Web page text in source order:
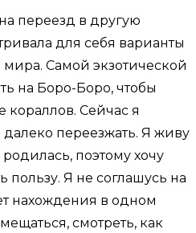
переезд в другую
для себя варианты
Самой экзотической
на Боро-Боро, чтобы
кораллов. Сейчас я
далеко переезжать. Я живу
поэтому хочу
пользу. Я не соглашусь на
нахождения в одном
смотреть, как